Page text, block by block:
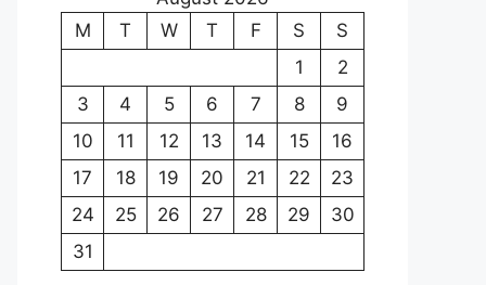
M
T W T F S
S
1
2
3
4 5 6 7 8
9
10
11 12 13 14 15
16
17
18 19 20 21 22
23
24
25 26 27 28 29
30
31